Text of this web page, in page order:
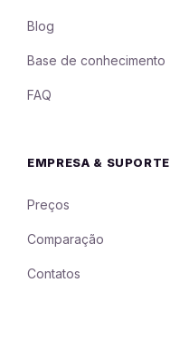
Blog
Base de conhecimento
FAQ
EMPRESA & SUPORTE
Preços
Comparação
Contatos